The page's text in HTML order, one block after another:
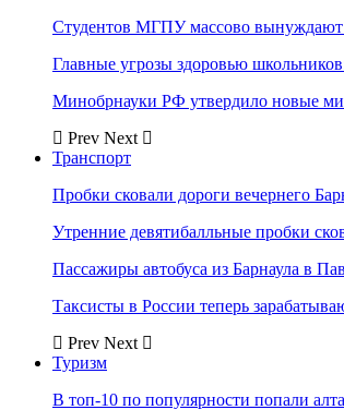
Студентов МГПУ массово вынуждают
Главные угрозы здоровью
Минобрнауки РФ утвердило новые
Prev Next
Транспорт
Пробки сковали дороги вечернего
Утренние девятибалльные пробки
Пассажиры автобуса из Барнаула в
Таксисты в России теперь
Prev Next
Туризм
В топ-10 по популярности попали